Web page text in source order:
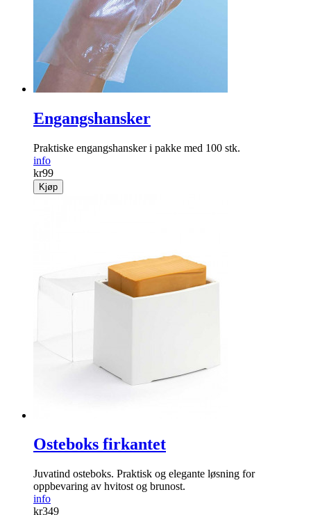
Engangshansker
Praktiske engangshansker i pakke med 100 stk.
info
kr99
Kjøp
Osteboks firkantet
Juvatind osteboks. Praktisk og elegante løsning for
oppbevaring av hvitost og brunost.
info
kr349